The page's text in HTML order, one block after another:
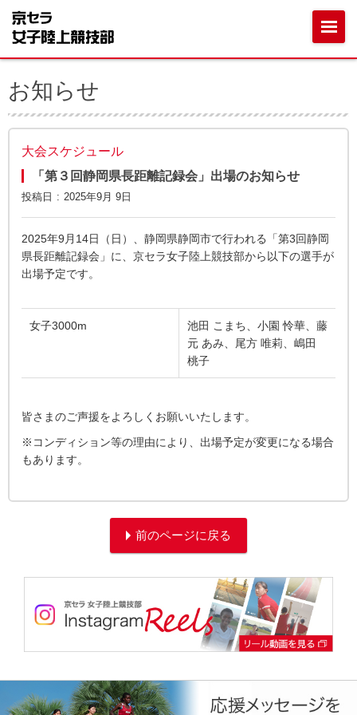
お知らせ
大会スケジュール
「第３回静岡県長距離記録会」出場のお知らせ
投稿日 2025年9月 9日
2025年9月14日（日）、静岡県静岡市で行われる「第3回静岡
県長距離記録会」に、京セラ女子陸上競技部から以下の選手が
出場予定です。
女子3000m
池田 こまち、小園 怜華、藤
元 あみ、尾方 唯莉、嶋田
桃子
皆さまのご声援をよろしくお願いいたします。
※コンディション等の理由により、出場予定が変更になる場合
もあります。
前のページに戻る